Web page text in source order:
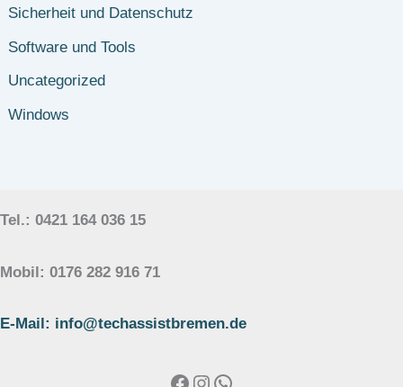
Sicherheit und Datenschutz
Software und Tools
Uncategorized
Windows
Tel.: 0421 164 036 15
Mobil: 0176 282 916 71
E-Mail: info@techassistbremen.de
Facebook
Instagram
WhatsApp